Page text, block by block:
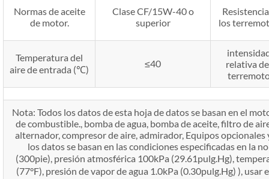
Normas de aceite
de motor.
Clase CF/15W-40 o
superior
los
Temperatura del
aire de entrada (℃)
≤40
relativa
Nota: Todos los datos de esta hoja de datos se basan en el
de combustible., bomba de agua, bomba de aceite, filtro de
alternador, compresor de aire, admirador, Equipos opcionales
los datos se basan en las condiciones especificadas en la
(300pie), presión atmosférica 100kPa (29.61pulg.Hg),
(77°F), presión de vapor de agua 1.0kPa (0.30pulg.Hg) ), usar